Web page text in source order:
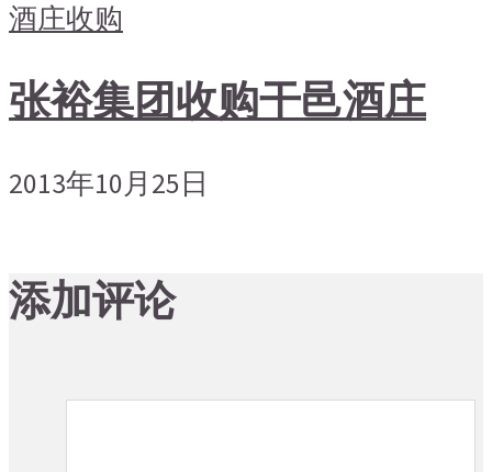
酒庄收购
张裕集团收购干邑酒庄
2013年10月25日
添加评论